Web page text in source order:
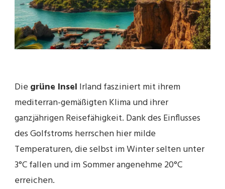
Die grüne Insel Irland fasziniert mit ihrem
mediterran-gemäßigten Klima und ihrer
ganzjährigen Reisefähigkeit. Dank des Einflusses
des Golfstroms herrschen hier milde
Temperaturen, die selbst im Winter selten unter
3°C fallen und im Sommer angenehme 20°C
erreichen.